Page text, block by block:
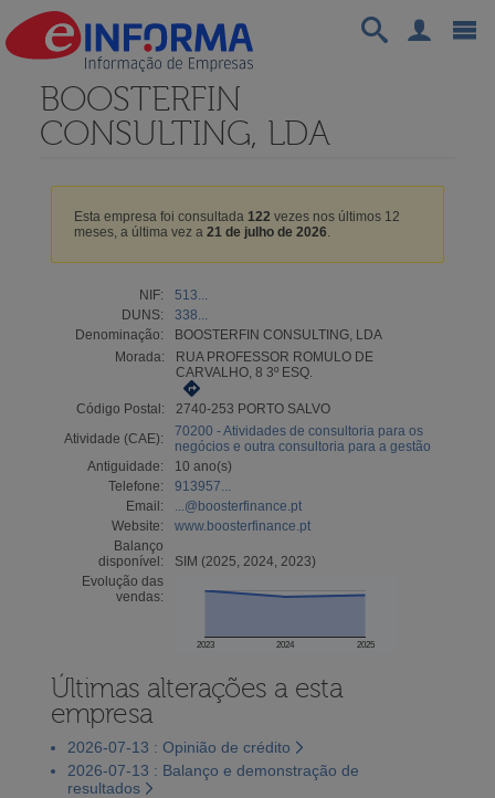
BOOSTERFIN
CONSULTING, LDA
Esta empresa foi consultada 122 vezes nos últimos 12
meses, a última vez a 21 de julho de 2026.
NIF:
513...
DUNS:
338...
Denominação:
BOOSTERFIN CONSULTING, LDA
Morada:
RUA PROFESSOR ROMULO DE
CARVALHO, 8 3º ESQ.
Código Postal:
2740-253 PORTO SALVO
Atividade (CAE):
70200 - Atividades de consultoria para os
negócios e outra consultoria para a gestão
Antiguidade:
10 ano(s)
Telefone:
913957...
Email:
...@boosterfinance.pt
Website:
www.boosterfinance.pt
Balanço
disponível:
SIM (2025, 2024, 2023)
Evolução das
vendas:
2023 2024 2025
Últimas alterações a esta
empresa
2026-07-13 : Opinião de crédito
2026-07-13 : Balanço e demonstração de
resultados